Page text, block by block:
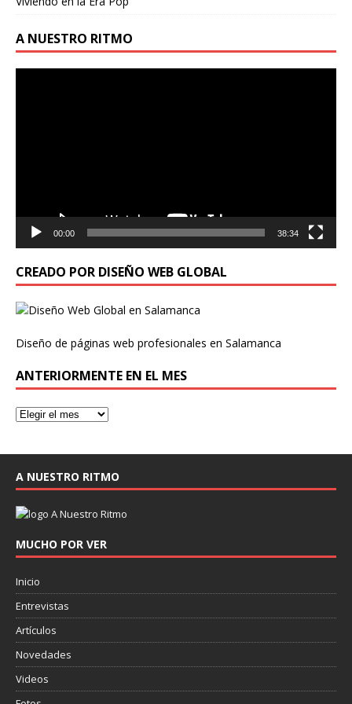
A NUESTRO RITMO
00:00 38:34
CREADO POR DISEÑO WEB GLOBAL
Diseño de páginas web profesionales en Salamanca
ANTERIORMENTE EN EL MES
A NUESTRO RITMO
MUCHO POR VER
Inicio
Entrevistas
Artículos
Novedades
Videos